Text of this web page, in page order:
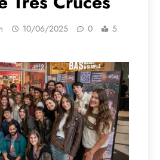
10/06/2025 0
5